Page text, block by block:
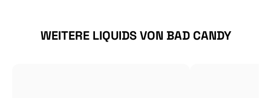
Produktgalerie überspringen
WEITERE LIQUIDS VON BAD CANDY